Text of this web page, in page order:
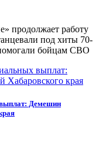
продолжает работу
под хиты 70-
бойцам СВО
выплат: Демешин